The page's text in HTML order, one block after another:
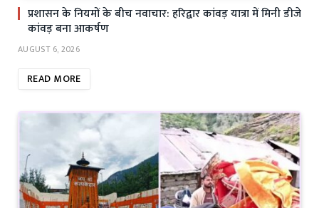
प्रशासन के नियमों के बीच नवाचार: हरिद्वार कांवड़ यात्रा में मिनी डीजे
कांवड़ बना आकर्षण
AUGUST 6, 2026
READ MORE